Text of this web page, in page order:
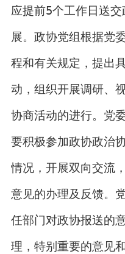
应提前5个工作日送
展。政协党组根据党
程和有关规定，提出
动，组织开展调研、
协商活动的进行。党
要积极参加政协政治
情况，开展双向交流
意见的办理及反馈。
任部门对政协报送的
理，特别重要的意见